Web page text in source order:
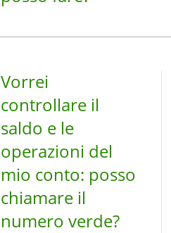
Vorrei
controllare il
saldo e le
operazioni del
mio conto: posso
chiamare il
numero verde?